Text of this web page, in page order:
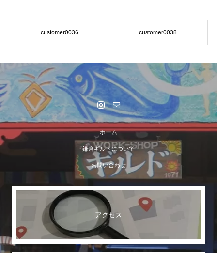
customer0036 customer0038
ホーム
鎌倉ギルドについて
お問い合わせ
アクセス